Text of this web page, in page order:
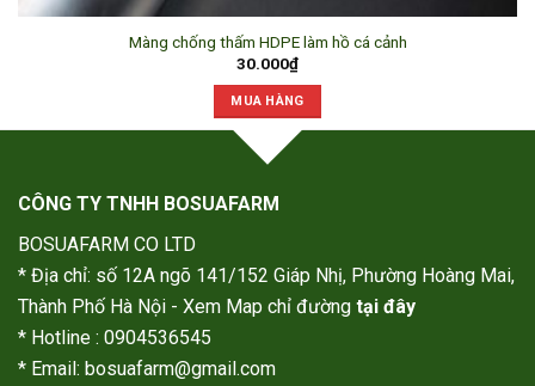
Màng chống thấm HDPE làm hồ cá cảnh
30.000₫
MUA HÀNG
CÔNG TY TNHH BOSUAFARM
BOSUAFARM CO LTD
* Địa chỉ: số 12A ngõ 141/152 Giáp Nhị, Phường Hoàng Mai,
Thành Phố Hà Nội - Xem Map chỉ đường tại đây
* Hotline : 0904536545
* Email: bosuafarm@gmail.com